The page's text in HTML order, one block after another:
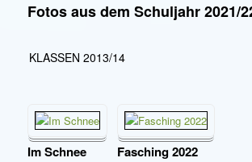
Fotos aus dem Schuljahr 2021/
KLASSEN 2013/14
Im Schnee Fasching 2022